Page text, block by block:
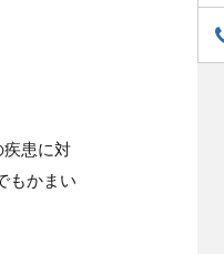
疾患に対
もかまい